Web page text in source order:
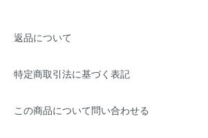
返品について
特定商取引法に基づく表記
この商品について問い合わせる